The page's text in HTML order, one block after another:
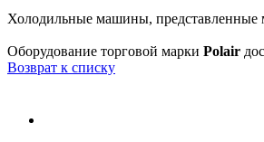
Холодильные машины, представленные
Оборудование торговой марки Polair
Возврат к списку